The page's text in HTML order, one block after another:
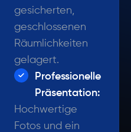
gesicherten,
geschlossenen
Räumlichkeiten
gelagert.
Professionelle
Präsentation:
Hochwertige
Fotos und ein